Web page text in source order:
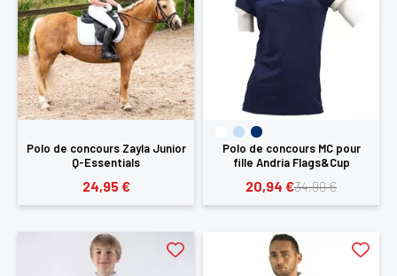
Polo de concours Zayla Junior
Q-Essentials
24,95 €
Polo de concours MC pour
fille Andria Flags&Cup
34,90 €
20,94 €
×
Vous devez être connecté pour enregistrer des
produits dans votre liste d'envie